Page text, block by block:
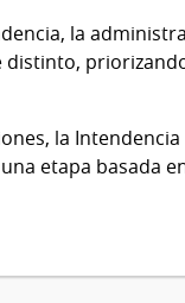
la
la
etapa basada